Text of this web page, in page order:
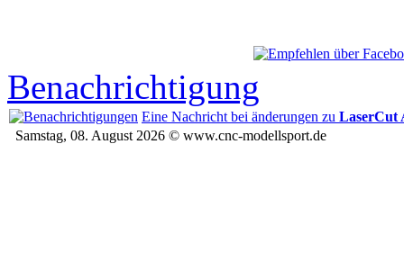
Benachrichtigung
Eine Nachricht bei änderungen zu LaserCut
Samstag, 08. August 2026 © www.cnc-modellsport.de